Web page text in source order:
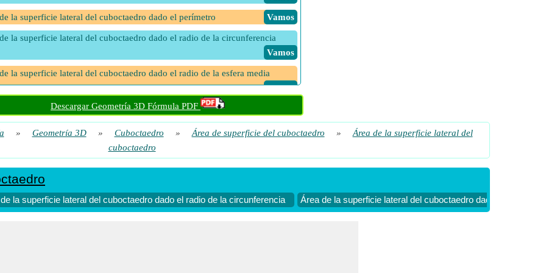
la superficie lateral del cuboctaedro dado el perímetro ​ Vamos
la superficie lateral del cuboctaedro dado el radio de la circunferencia
​ Vamos
la superficie lateral del cuboctaedro dado el radio de la esfera media
​ Vamos
de la superficie lateral del cuboctaedro dado el volumen
de superficie lateral del cuboctaedro dada Área de superficie total ​ Vamos
Descargar Geometría 3D Fórmula PDF
» Geometría 3D » Cuboctaedro » Área de superficie del cuboctaedro »
Área de la superficie lateral del
cuboctaedro
la superficie lateral del cuboctaedro dado el radio de la circunferencia Área de la superficie lateral del cuboctaedro dado el radio de